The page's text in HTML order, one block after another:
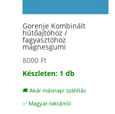
Gorenje Kombinált
hűtőajtóhoz /
fagyasztóhoz
mágnesgumi
8000 Ft
Készleten: 1 db
🚚 Akár másnapi szállítás
✅ Magyar raktárról